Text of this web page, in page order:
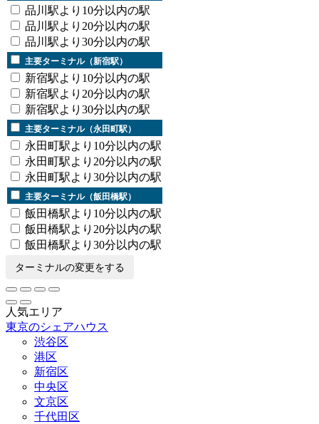
品川駅より10分以内の駅
品川駅より20分以内の駅
品川駅より30分以内の駅
主要ターミナル（新宿駅）
新宿駅より10分以内の駅
新宿駅より20分以内の駅
新宿駅より30分以内の駅
主要ターミナル（永田町駅）
永田町駅より10分以内の駅
永田町駅より20分以内の駅
永田町駅より30分以内の駅
主要ターミナル（飯田橋駅）
飯田橋駅より10分以内の駅
飯田橋駅より20分以内の駅
飯田橋駅より30分以内の駅
ターミナルの変更をする
人気エリア
東京のシェアハウス
渋谷区
港区
新宿区
中央区
文京区
千代田区